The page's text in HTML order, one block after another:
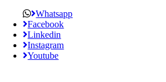
Whatsapp
Facebook
Linkedin
Instagram
Youtube